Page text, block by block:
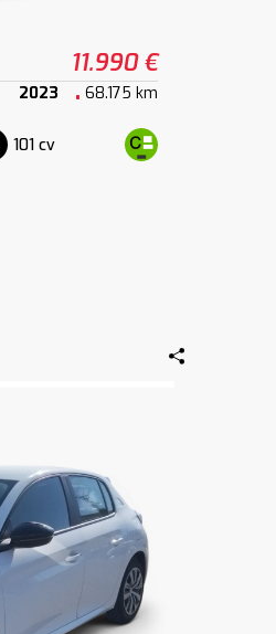
11.990 €
2023 68.175 km
101 cv